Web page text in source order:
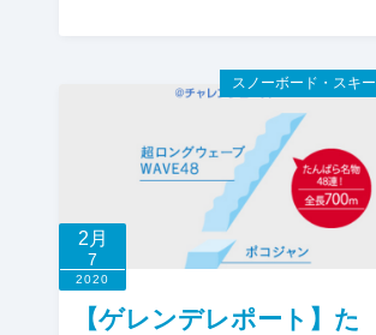
スノーボード・スキー
2月
7
2020
【ゲレンデレポート】た